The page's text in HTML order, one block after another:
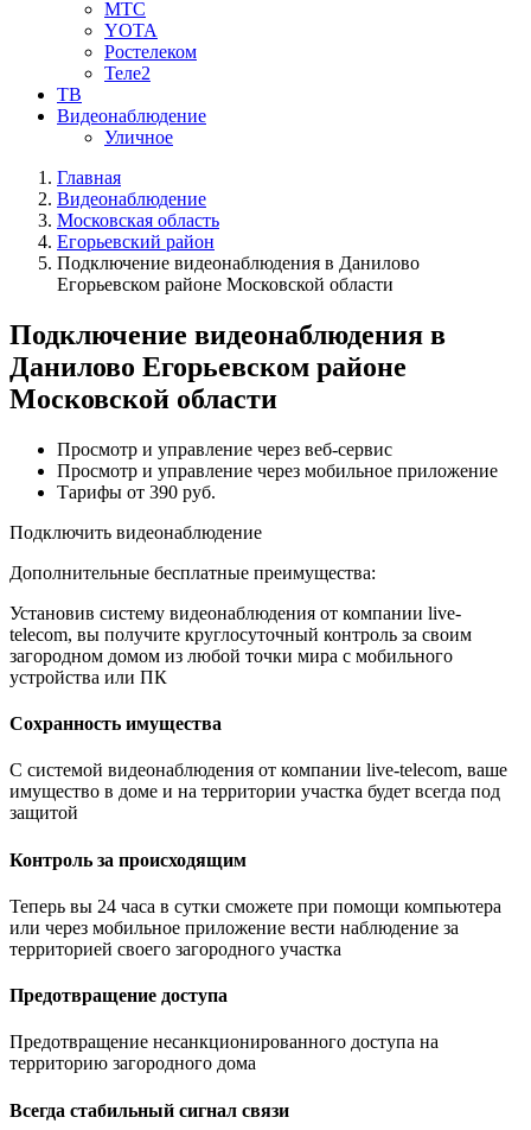
МТС
YOTA
Ростелеком
Теле2
ТВ
Видеонаблюдение
Уличное
Главная
Видеонаблюдение
Московская область
Егорьевский район
Подключение видеонаблюдения в Данилово
Егорьевском районе Московской области
Подключение видеонаблюдения в
Данилово Егорьевском районе
Московской области
Просмотр и управление через веб-сервис
Просмотр и управление через мобильное приложение
Тарифы от 390 руб.
Подключить видеонаблюдение
Дополнительные бесплатные преимущества:
Установив систему видеонаблюдения от компании live-
telecom, вы получите круглосуточный контроль за своим
загородном домом из любой точки мира с мобильного
устройства или ПК
Сохранность имущества
С системой видеонаблюдения от компании live-telecom, ваше
имущество в доме и на территории участка будет всегда под
защитой
Контроль за происходящим
Теперь вы 24 часа в сутки сможете при помощи компьютера
или через мобильное приложение вести наблюдение за
территорией своего загородного участка
Предотвращение доступа
Предотвращение несанкционированного доступа на
территорию загородного дома
Всегда стабильный сигнал связи